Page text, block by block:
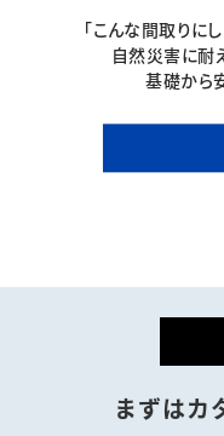
「こんな間取りに
自然災害に耐
基礎から
まずはカ